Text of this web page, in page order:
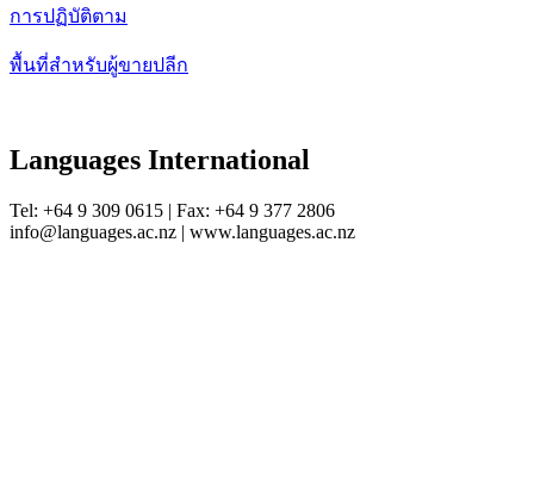
การปฏิบัติตาม
พื้นที่สำหรับผู้ขายปลีก
Languages International
Tel: +64 9 309 0615 | Fax: +64 9 377 2806
info@languages.ac.nz | www.languages.ac.nz